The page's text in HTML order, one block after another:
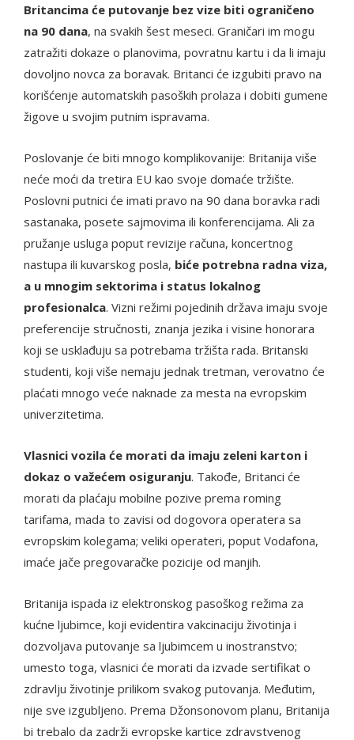
Britancima će putovanje bez vize biti ograničeno
na 90 dana, na svakih šest meseci. Graničari im mogu
zatražiti dokaze o planovima, povratnu kartu i da li imaju
dovoljno novca za boravak. Britanci će izgubiti pravo na
korišćenje automatskih pasoških prolaza i dobiti gumene
žigove u svojim putnim ispravama.
Poslovanje će biti mnogo komplikovanije: Britanija više
neće moći da tretira EU kao svoje domaće tržište.
Poslovni putnici će imati pravo na 90 dana boravka radi
sastanaka, posete sajmovima ili konferencijama. Ali za
pružanje usluga poput revizije računa, koncertnog
nastupa ili kuvarskog posla, biće potrebna radna viza,
a u mnogim sektorima i status lokalnog
profesionalca. Vizni režimi pojedinih država imaju svoje
preferencije stručnosti, znanja jezika i visine honorara
koji se usklađuju sa potrebama tržišta rada. Britanski
studenti, koji više nemaju jednak tretman, verovatno će
plaćati mnogo veće naknade za mesta na evropskim
univerzitetima.
Vlasnici vozila će morati da imaju zeleni karton i
dokaz o važećem osiguranju. Takođe, Britanci će
morati da plaćaju mobilne pozive prema roming
tarifama, mada to zavisi od dogovora operatera sa
evropskim kolegama; veliki operateri, poput Vodafona,
imaće jače pregovaračke pozicije od manjih.
Britanija ispada iz elektronskog pasoškog režima za
kućne ljubimce, koji evidentira vakcinaciju životinja i
dozvoljava putovanje sa ljubimcem u inostranstvo;
umesto toga, vlasnici će morati da izvade sertifikat o
zdravlju životinje prilikom svakog putovanja. Međutim,
nije sve izgubljeno. Prema Džonsonovom planu, Britanija
bi trebalo da zadrži evropske kartice zdravstvenog